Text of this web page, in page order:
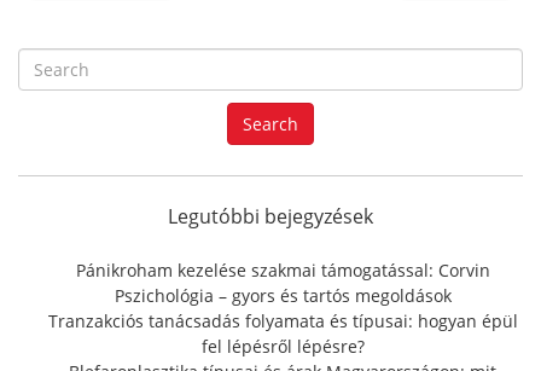
e
a
r
f
r
:
Search
Legutóbbi bejegyzések
Pánikroham kezelése szakmai támogatással: Corvin
Pszichológia – gyors és tartós megoldások
Tranzakciós tanácsadás folyamata és típusai: hogyan épül
fel lépésről lépésre?